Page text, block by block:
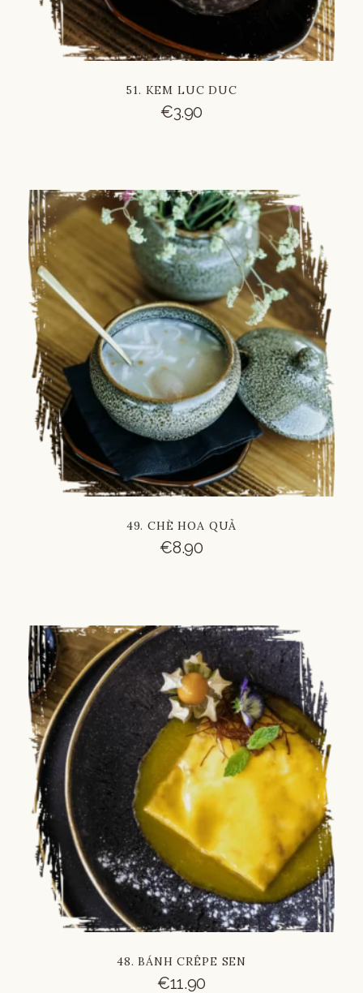
51. KEM LUC DUC
€3.90
49. CHÈ HOA QUẢ
€8.90
48. BÁNH CRÊPE SEN
€11.90
Vietnamese
Russian